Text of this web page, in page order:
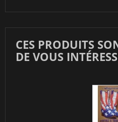
CES PRODUITS
DE VOUS